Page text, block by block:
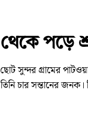
পড়ে
সুন্দর গ্রামের
তিনি চার সন্তানের